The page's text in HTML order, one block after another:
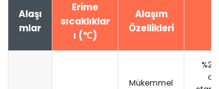
Alaşı
mlar
Erime
sıcaklıklar
ı (℃)
Alaşım
Özellikleri
Mükemmel